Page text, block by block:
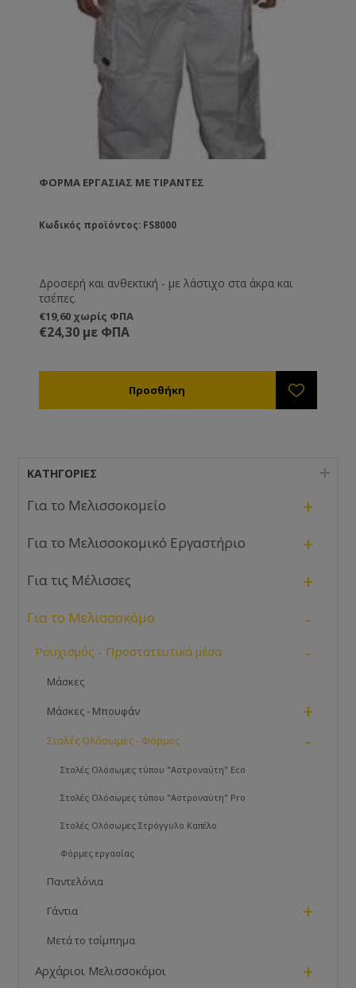
ΦΌΡΜΑ ΕΡΓΑΣΊΑΣ ΜΕ ΤΙΡΆΝΤΕΣ
Κωδικός προϊόντος: FS8000
Δροσερή και ανθεκτική - με λάστιχο στα άκρα και
τσέπες.
€19,60 χωρίς ΦΠΑ
€24,30 με ΦΠΑ
ΚΑΤΗΓΟΡΊΕΣ
Για το Μελισσοκομείο +
Για το Μελισσοκομικό Εργαστήριο +
Για τις Μέλισσες +
Για το Μελισσοκόμο -
Ρουχισμός - Προστατευτικά μέσα -
Μάσκες
Μάσκες - Μπουφάν +
Στολές Ολόσωμες - Φόρμες -
Στολές Ολόσωμες τύπου "Αστροναύτη" Eco
Στολές Ολόσωμες τύπου "Αστροναύτη" Pro
Στολές Ολόσωμες Στρόγγυλο Καπέλο
Φόρμες εργασίας
Παντελόνια
Γάντια +
Μετά το τσίμπημα
Αρχάριοι Μελισσοκόμοι +